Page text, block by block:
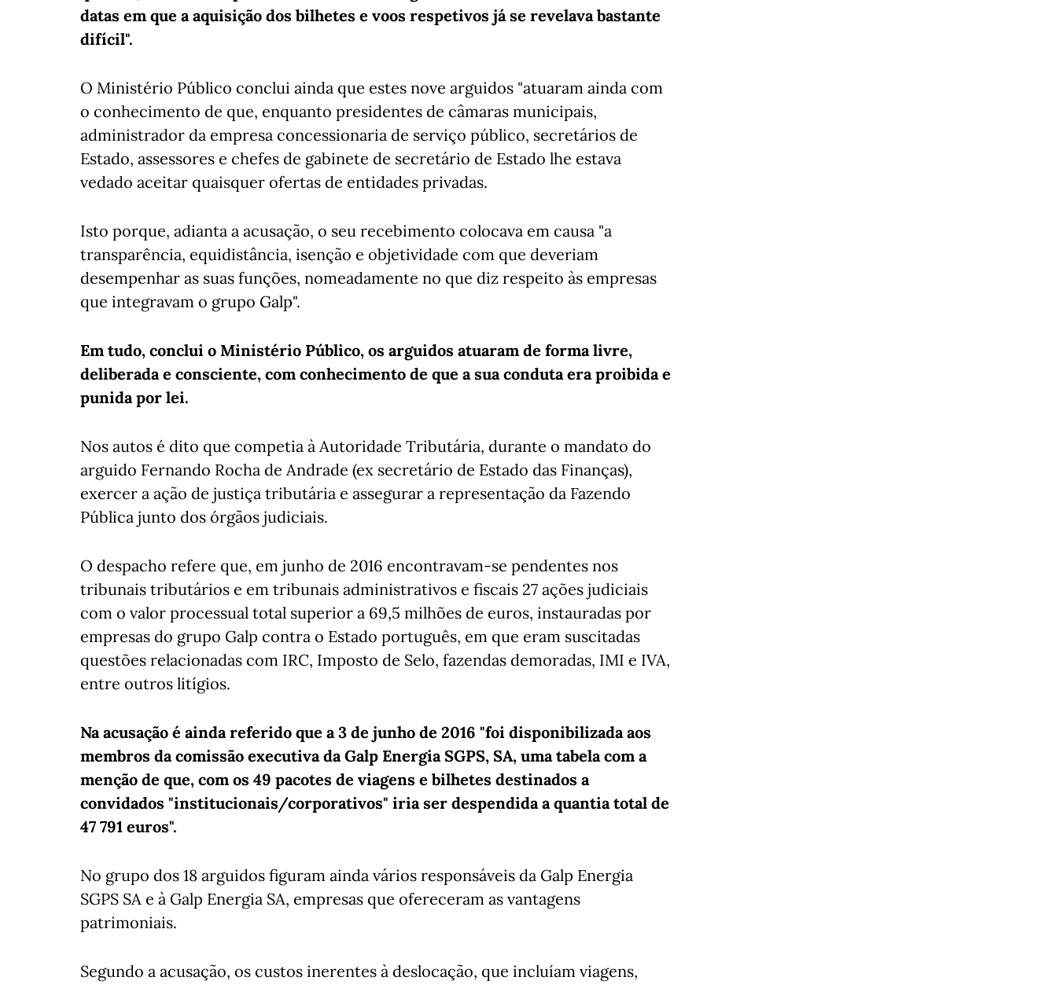
datas em que a aquisição dos bilhetes e voos respetivos já se revelava bastante
difícil".
O Ministério Público conclui ainda que estes nove arguidos "atuaram ainda com
o conhecimento de que, enquanto presidentes de câmaras municipais,
administrador da empresa concessionaria de serviço público, secretários de
Estado, assessores e chefes de gabinete de secretário de Estado lhe estava
vedado aceitar quaisquer ofertas de entidades privadas.
Isto porque, adianta a acusação, o seu recebimento colocava em causa "a
transparência, equidistância, isenção e objetividade com que deveriam
desempenhar as suas funções, nomeadamente no que diz respeito às empresas
que integravam o grupo Galp".
Em tudo, conclui o Ministério Público, os arguidos atuaram de forma livre,
deliberada e consciente, com conhecimento de que a sua conduta era proibida e
punida por lei.
Nos autos é dito que competia à Autoridade Tributária, durante o mandato do
arguido Fernando Rocha de Andrade (ex secretário de Estado das Finanças),
exercer a ação de justiça tributária e assegurar a representação da Fazendo
Pública junto dos órgãos judiciais.
O despacho refere que, em junho de 2016 encontravam-se pendentes nos
tribunais tributários e em tribunais administrativos e fiscais 27 ações judiciais
com o valor processual total superior a 69,5 milhões de euros, instauradas por
empresas do grupo Galp contra o Estado português, em que eram suscitadas
questões relacionadas com IRC, Imposto de Selo, fazendas demoradas, IMI e IVA,
entre outros litígios.
Na acusação é ainda referido que a 3 de junho de 2016 "foi disponibilizada aos
membros da comissão executiva da Galp Energia SGPS, SA, uma tabela com a
menção de que, com os 49 pacotes de viagens e bilhetes destinados a
convidados "institucionais/corporativos" iria ser despendida a quantia total de
47 791 euros".
No grupo dos 18 arguidos figuram ainda vários responsáveis da Galp Energia
SGPS SA e à Galp Energia SA, empresas que ofereceram as vantagens
patrimoniais.
Segundo a acusação, os custos inerentes à deslocação, que incluíam viagens,